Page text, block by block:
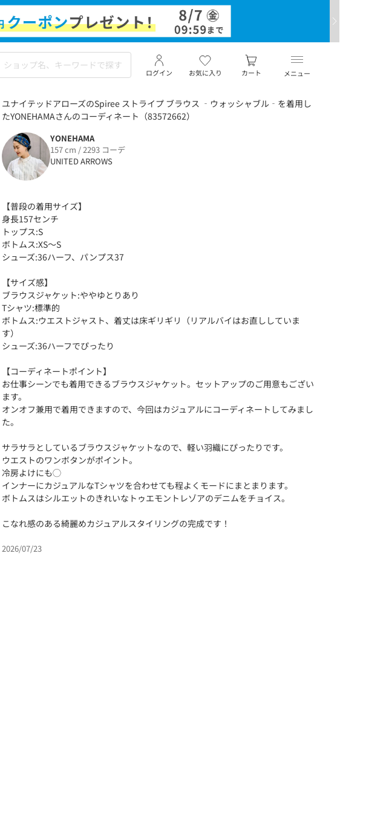
メニュー
お気に入り
ログイン カート
ユナイテッドアローズのSpiree ストライプ ブラウス ‐ウォッシャブル‐を着用し
たYONEHAMAさんのコーディネート（83572662）
YONEHAMA
157 cm / 2293 コーデ
UNITED ARROWS
【普段の着用サイズ】
身長157センチ
トップス:S
ボトムス:XS〜S
シューズ:36ハーフ、パンプス37
【サイズ感】
ブラウスジャケット:ややゆとりあり
Tシャツ:標準的
ボトムス:ウエストジャスト、着丈は床ギリギリ（リアルバイはお直ししていま
す）
シューズ:36ハーフでぴったり
【コーディネートポイント】
お仕事シーンでも着用できるブラウスジャケット。セットアップのご用意もござい
ます。
オンオフ兼用で着用できますので、今回はカジュアルにコーディネートしてみまし
た。
サラサラとしているブラウスジャケットなので、軽い羽織にぴったりです。
ウエストのワンボタンがポイント。
冷房よけにも◯
インナーにカジュアルなTシャツを合わせても程よくモードにまとまります。
ボトムスはシルエットのきれいなトゥエモントレゾアのデニムをチョイス。
こなれ感のある綺麗めカジュアルスタイリングの完成です！
2026/07/23